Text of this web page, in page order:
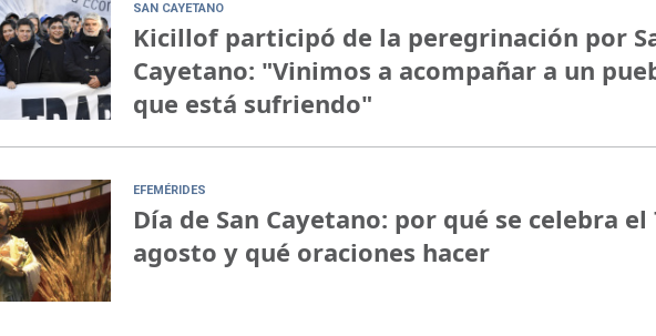
SAN CAYETANO
Kicillof participó de la peregrinación por
Cayetano: "Vinimos a acompañar a un
que está sufriendo"
EFEMÉRIDES
Día de San Cayetano: por qué se celebra el
agosto y qué oraciones hacer